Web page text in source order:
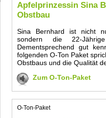
Apfelprinzessin Sina
Obstbau
Sina Bernhard ist nicht
sondern die 22-
Dementsprechend gut
folgenden O-Ton Paket
Obstbaus und die Qualität
Zum O-Ton-Paket
O-Ton-Paket